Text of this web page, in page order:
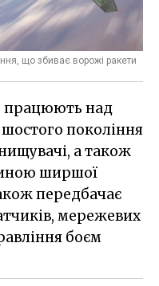
що збиває ворожі ракети
працюють над
покоління
а також
ширшої
передбачає
мережевих
боєм